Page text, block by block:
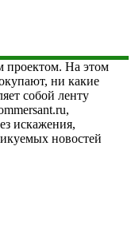
проектом. На этом
ни какие
собой ленту
искажения,
новостей